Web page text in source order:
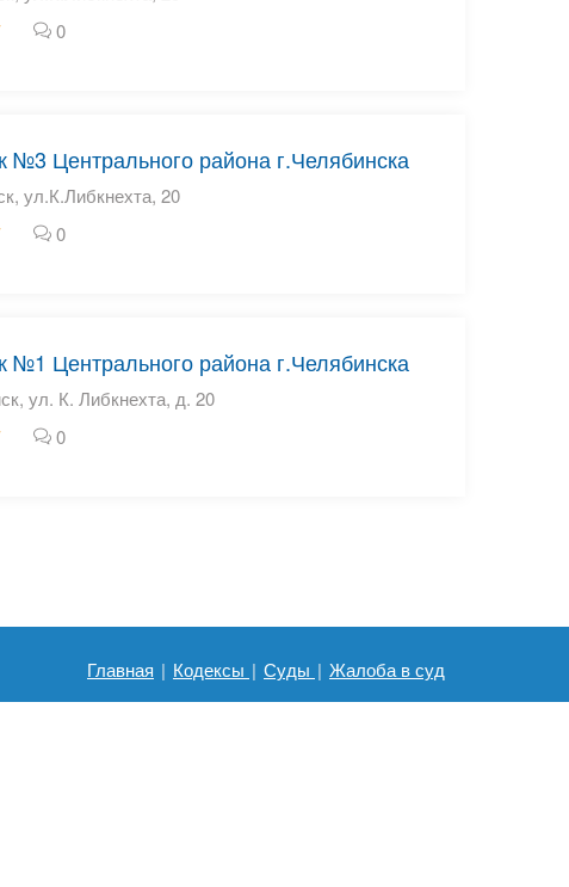
0
№3 Центрального района г.Челябинска
ул.К.Либкнехта, 20
0
№1 Центрального района г.Челябинска
ул. К. Либкнехта, д. 20
0
Главная | Кодексы | Суды | Жалоба в суд